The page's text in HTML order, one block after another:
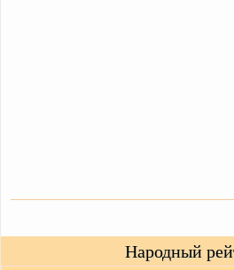
Народный